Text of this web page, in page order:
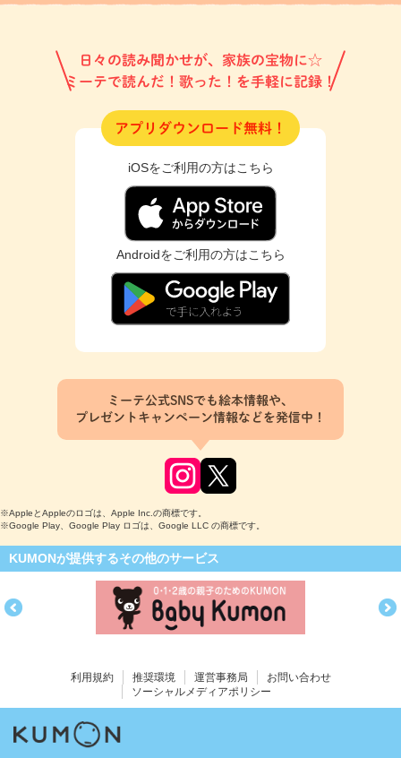
日々の読み聞かせが、家族の宝物に☆
ミーテで読んだ！歌った！を手軽に記録！
アプリダウンロード無料！
iOSをご利用の方はこちら
Androidをご利用の方はこちら
ミーテ公式SNSでも絵本情報や、
プレゼントキャンペーン情報などを発信中！
※AppleとAppleのロゴは、Apple Inc.の商標です。
※Google Play、Google Play ロゴは、Google LLC の商標です。
KUMONが提供するその他のサービス
利用規約 推奨環境 運営事務局
お問い合わせ
ソーシャルメディアポリシー